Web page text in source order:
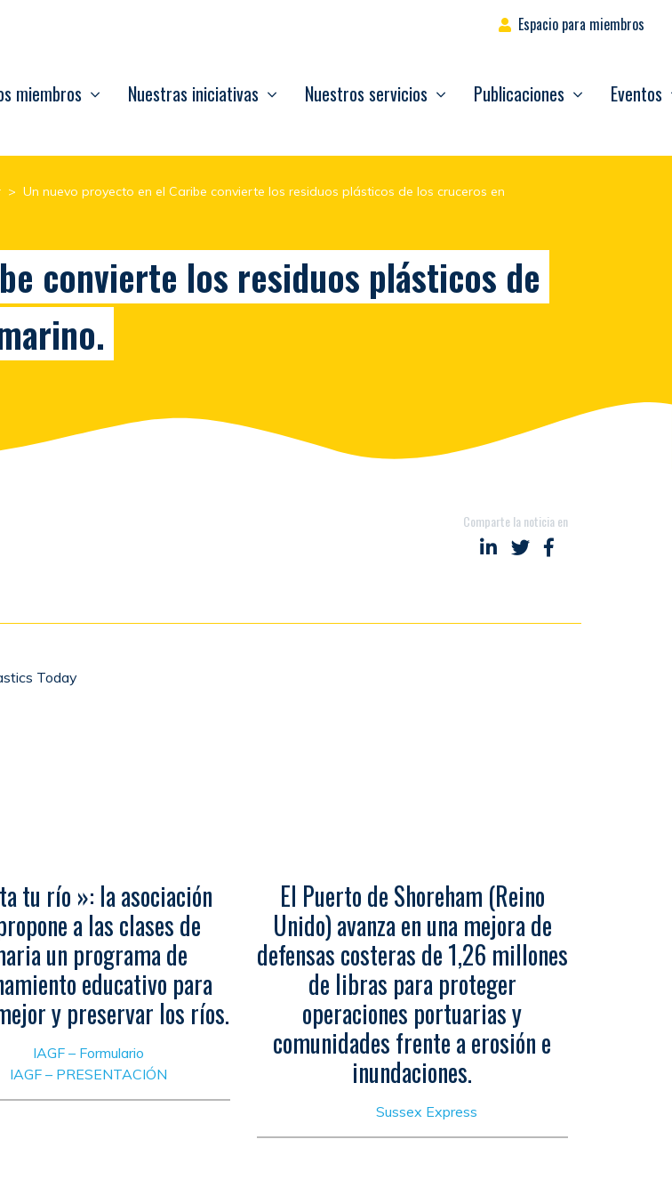
Espacio para miembros
miembros Nuestras iniciativas Nuestros servicios Publicaciones Eventos
> Un nuevo proyecto en el Caribe convierte los residuos plásticos de los cruceros en
convierte los residuos plásticos de
Comparte la noticia en
Compartir en LinkedIn
Compartir en Twitter
Compartir en
Today
tu río »: la asociación
a las clases de
un programa de
educativo para
y preservar los ríos.
IAGF – Formulario
IAGF – PRESENTACIÓN
El Puerto de Shoreham (Reino
Unido) avanza en una mejora de
defensas costeras de 1,26 millones
de libras para proteger
operaciones portuarias y
comunidades frente a erosión e
inundaciones.
Sussex Express